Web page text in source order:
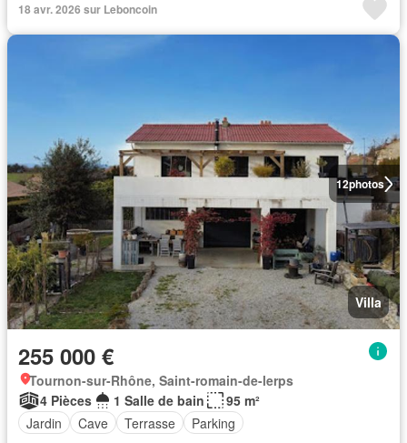
18 avr. 2026 sur Leboncoin
12photos
Villa
255 000 €
Tournon-sur-Rhône, Saint-romain-de-lerps
4 Pièces
1 Salle de bain
95 m²
Jardin
Cave Terrasse Parking